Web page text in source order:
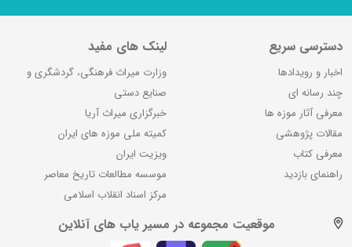
دسترسی سریع
اخبار و رویدادها
چند رسانه ای
معرفی آثار موزه ها
مقالات پژوهشی
معرفی کتاب
راهنمای بازدید
لینک های مفید
وزارت میراث فرهنگی، گردشگری و
صنایع دستی
خبرگزاری میراث آریا
کمیته ملی موزه های ایران
ویزیت ایران
موسسه مطالعات تاریخ معاصر
مرکز اسناد انقلاب اسلامی
موقعیت مجموعه در مسیر یاب های آنلاین